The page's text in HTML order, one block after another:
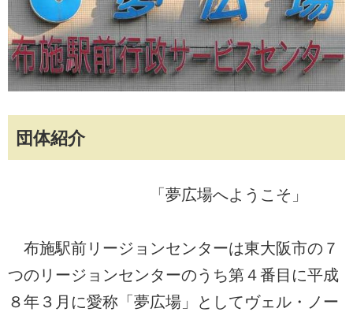
団体紹介
「夢広場へようこそ」
布施駅前リージョンセンターは東大阪市の７
つのリージョンセンターのうち第４番目に平成
８年３月に愛称「夢広場」としてヴェル・ノー